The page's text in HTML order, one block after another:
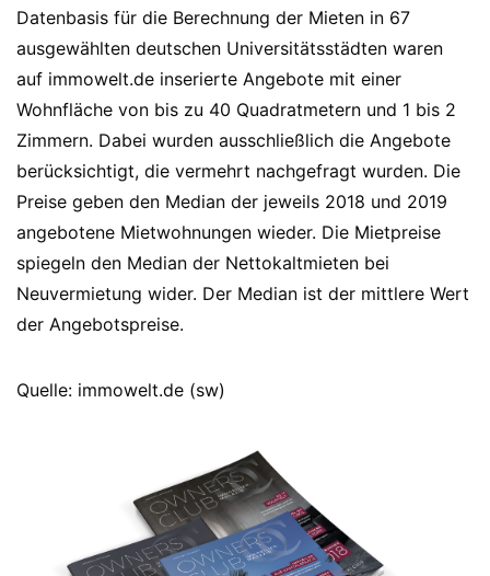
Datenbasis für die Berechnung der Mieten in 67
ausgewählten deutschen Universitätsstädten waren
auf immowelt.de inserierte Angebote mit einer
Wohnfläche von bis zu 40 Quadratmetern und 1 bis 2
Zimmern. Dabei wurden ausschließlich die Angebote
berücksichtigt, die vermehrt nachgefragt wurden. Die
Preise geben den Median der jeweils 2018 und 2019
angebotene Mietwohnungen wieder. Die Mietpreise
spiegeln den Median der Nettokaltmieten bei
Neuvermietung wider. Der Median ist der mittlere Wert
der Angebotspreise.
Quelle: immowelt.de (sw)